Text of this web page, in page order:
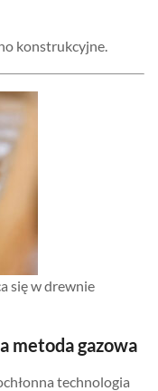
konstrukcyjne.
się w drewnie
metoda gazowa
technologia